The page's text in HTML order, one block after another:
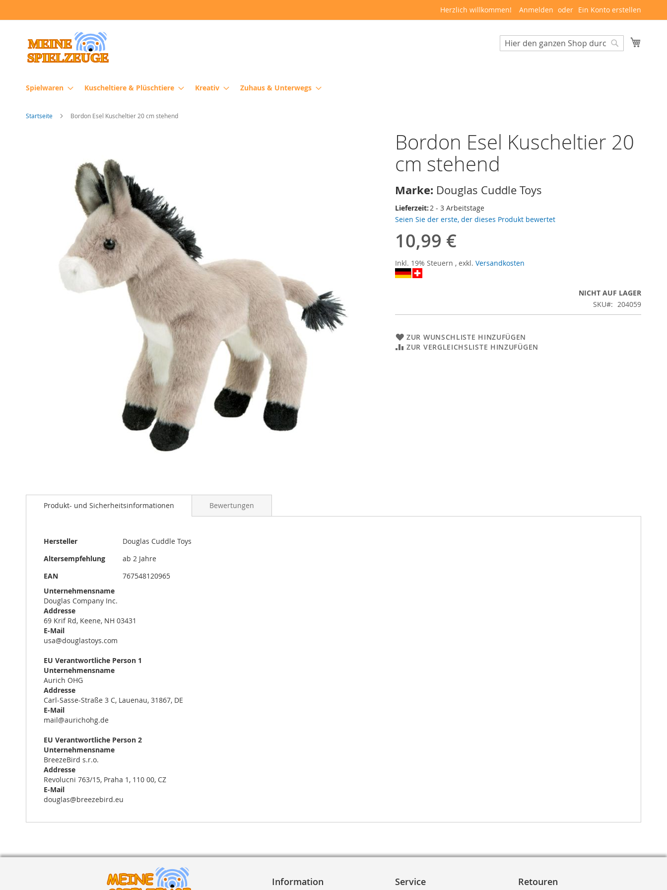
zum
Herzlich willkommen! Anmelden Ein Konto erstellen
Suche
Spielwaren Kuscheltiere & Plüschtiere Kreativ Zuhaus & Unterwegs
Startseite Bordon Esel Kuscheltier 20 cm stehend
Anfang
Bordon Esel Kuscheltier 20
cm stehend
Marke: Douglas Cuddle Toys
Lieferzeit:2 - 3 Arbeitstage
Seien Sie der erste, der dieses Produkt bewertet
10,99 €
Inkl. 19% Steuern , exkl. Versandkosten
NICHT AUF LAGER
SKU
204059
ZUR WUNSCHLISTE HINZUFÜGEN
ZUR VERGLEICHSLISTE HINZUFÜGEN
Produkt- und Sicherheitsinformationen
Mehr
Hersteller
Douglas Cuddle Toys
Altersempfehlung
ab 2 Jahre
EAN
767548120965
Unternehmensname
Douglas Company Inc.
Addresse
69 Krif Rd, Keene, NH 03431
E-Mail
usa@douglastoys.com
EU Verantwortliche Person 1
Unternehmensname
Aurich OHG
Addresse
Carl-Sasse-Straße 3 C, Lauenau, 31867, DE
E-Mail
mail@aurichohg.de
EU Verantwortliche Person 2
Unternehmensname
BreezeBird s.r.o.
Addresse
Revolucni 763/15, Praha 1, 110 00, CZ
E-Mail
douglas@breezebird.eu
Bewertungen
Information Service Retouren